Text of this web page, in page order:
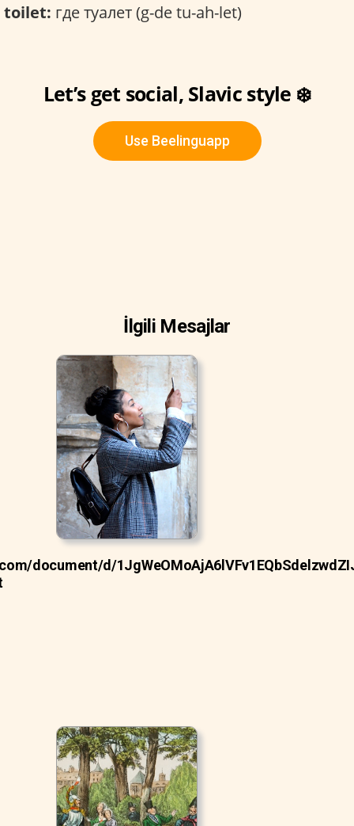
toilet: где туалет (g-de tu-ah-let)
Let’s get social, Slavic style ❄️
Use Beelinguapp
İlgili Mesajlar
document/d/